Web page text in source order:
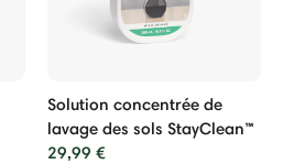
Solution concentrée de
lavage des sols StayClean™
29,99 €